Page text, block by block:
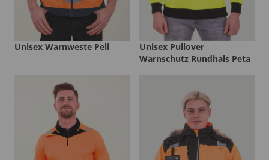
Unisex Warnweste Peli
Unisex Pullover
Warnschutz Rundhals Peta